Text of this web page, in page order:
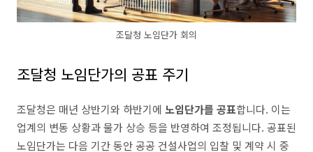
조달청 노임단가 회의
조달청 노임단가의 공표 주기
조달청은 매년 상반기와 하반기에 노임단가를 공표합니다. 이는
업계의 변동 상황과 물가 상승 등을 반영하여 조정됩니다. 공표된
노임단가는 다음 기간 동안 공공 건설사업의 입찰 및 계약 시 중